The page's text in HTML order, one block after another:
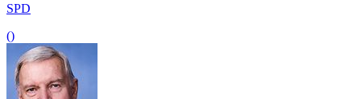
SPD
()